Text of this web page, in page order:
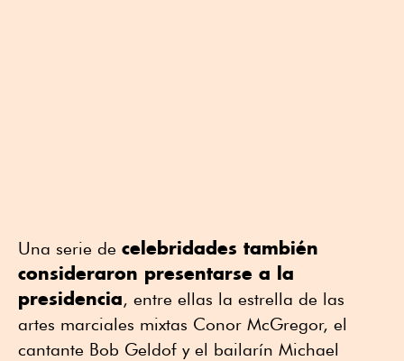
Una serie de celebridades también
consideraron presentarse a la
presidencia, entre ellas la estrella de las
artes marciales mixtas Conor McGregor, el
cantante Bob Geldof y el bailarín Michael